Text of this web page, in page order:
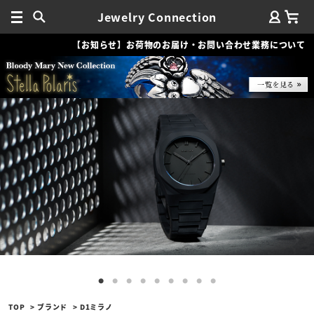
Jewelry Connection
【お知らせ】お荷物のお届け・お問い合わせ業務について
TOP ブランド D1ミラノ